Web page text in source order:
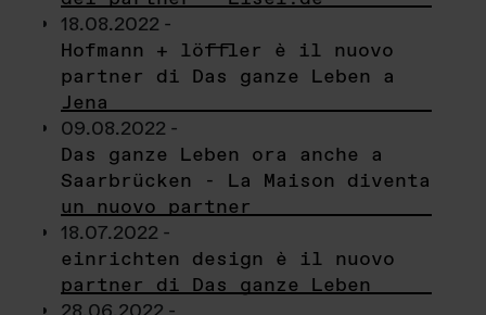
18.08.2022 -
Hofmann + löffler è il nuovo
partner di Das ganze Leben a
Jena
09.08.2022 -
Das ganze Leben ora anche a
Saarbrücken - La Maison diventa
un nuovo partner
18.07.2022 -
einrichten design è il nuovo
partner di Das ganze Leben